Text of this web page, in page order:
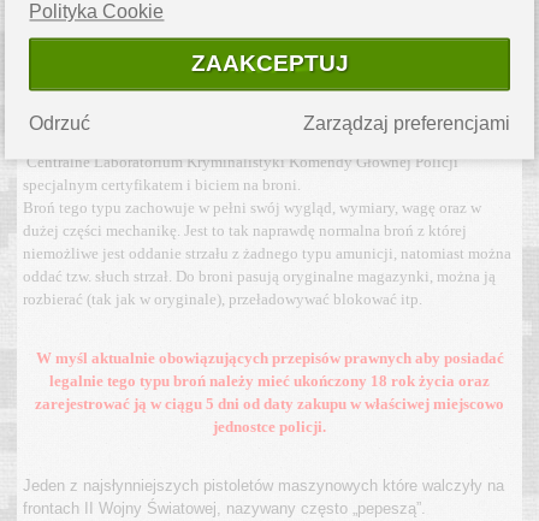
Broń typu „DEKO” (PCU, dekoracyjna) jest to broń która poprzez
wyspecjalizowany i certyfikowany zakład została na trwałe pozbawiona
cech użytkowych, oraz pozbawienie tych cech zostało potwierdzone przez
Centralne Laboratorium Kryminalistyki Komendy Głównej Policji
specjalnym certyfikatem i biciem na broni.
Broń tego typu zachowuje w pełni swój wygląd, wymiary, wagę oraz w
dużej części mechanikę. Jest to tak naprawdę normalna broń z której
niemożliwe jest oddanie strzału z żadnego typu amunicji, natomiast można
oddać tzw. słuch strzał. Do broni pasują oryginalne magazynki, można ją
rozbierać (tak jak w oryginale), przeładowywać blokować itp.
W myśl aktualnie obowiązujących przepisów prawnych aby posiadać
legalnie tego typu broń należy mieć ukończony 18 rok życia oraz
zarejestrować ją w ciągu 5 dni od daty zakupu w właściwej miejscowo
jednostce policji.
Jeden z najsłynniejszych pistoletów maszynowych które walczyły na
frontach II Wojny Światowej, nazywany często „pepeszą”.
Polityka Cookie
ZAAKCEPTUJ
Zarządzaj preferencjami
Odrzuć